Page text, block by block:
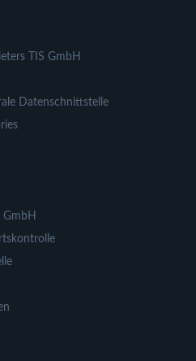
TIS GmbH
Datenschnittstelle
GmbH